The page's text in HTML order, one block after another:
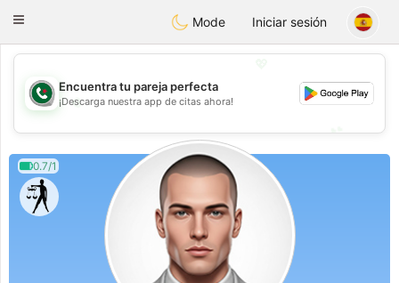
Weshrak
Toggle
Mode Iniciar sesión
💖
💕
💕
Encuentra tu pareja perfecta
¡Descarga nuestra app de citas ahora!
0.7/1